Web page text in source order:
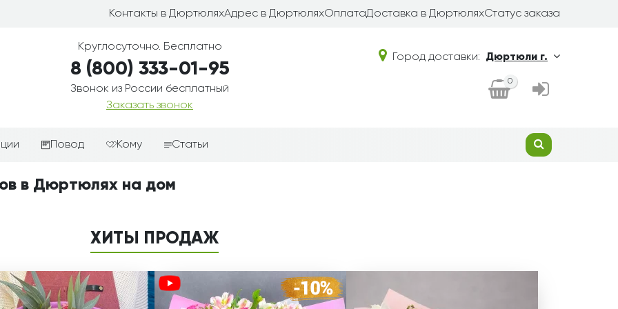
Контакты в ДюртюляхАдрес в ДюртюляхОплатаДоставка в ДюртюляхСтатус заказа
Круглосуточно. Бесплатно
8 (800) 333-01-95
Звонок из России бесплатный
Заказать звонок
Город доставки: Дюртюли г.
0
корзины
корзины
Повод
цветам
День рождения
Любовь
Просто так
Кому
Мужчине
Папе
Статьи
в Дюртюлях на дом
ХИТЫ ПРОДАЖ